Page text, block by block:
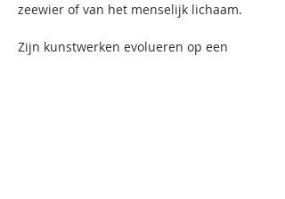
zeewier of van het menselijk lichaam.
Zijn kunstwerken evolueren op een